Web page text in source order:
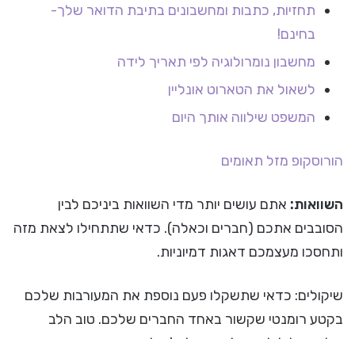
תחזיות, כתבות ומחשבונים בתיבת הדואר שלך-
בחינם!
מחשבון נומרולוגיה לפי תאריך לידה
לשאול את הטארוט אונליין
המשפט שילווה אותך היום
הורוסקופ מזל תאומים
השוואות: אתם עושים יותר מדי השוואות ביניכם לבין
הסובבים אתכם (חברים וכאלה). כדאי שתתחילו לצאת מזה
ותחסכו מעצמכם דאגות דמיוניות.
שיקולים: כדאי שתשקלו פעם נוספת את המעורבות שלכם
בקטע רומנטי שקשור באחד החברים שלכם. טוב הלב